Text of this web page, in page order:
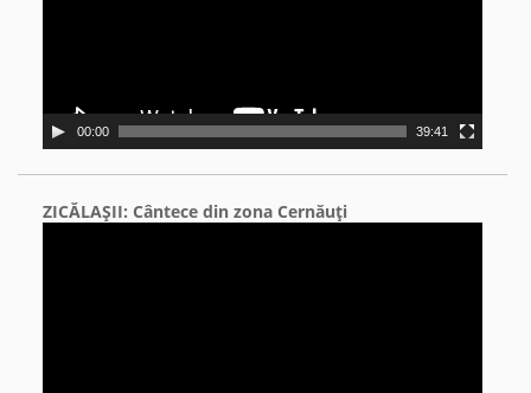
00:00 39:41
ZICĂLAŞII: Cântece din zona Cernăuţi